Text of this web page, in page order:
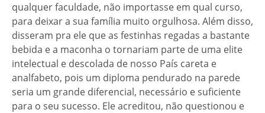
qualquer faculdade, não importasse em qual curso,
para deixar a sua família muito orgulhosa. Além disso,
disseram pra ele que as festinhas regadas a bastante
bebida e a maconha o tornariam parte de uma elite
intelectual e descolada de nosso País careta e
analfabeto, pois um diploma pendurado na parede
seria um grande diferencial, necessário e suficiente
para o seu sucesso. Ele acreditou, não questionou e